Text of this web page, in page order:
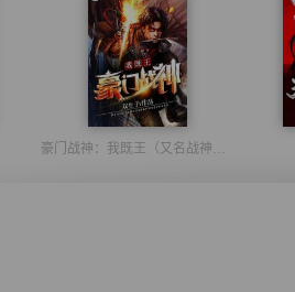
豪门战神：我既王（又名战神归来不败神婿修罗战神）